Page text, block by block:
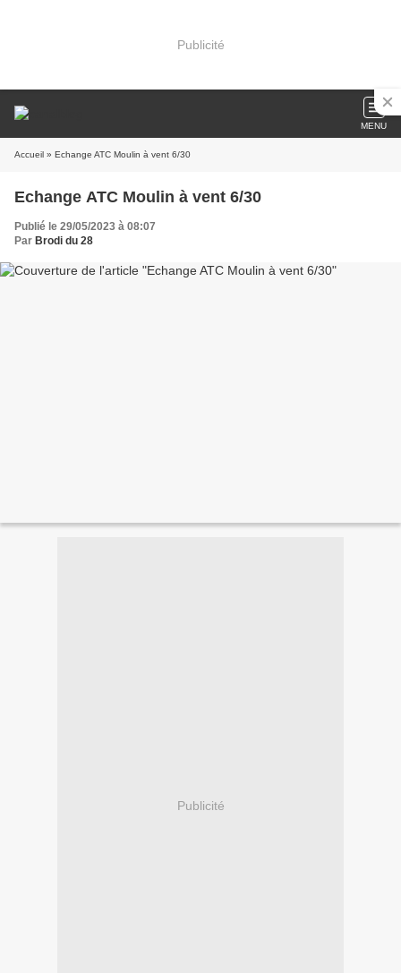
Publicité
MENU
Accueil » Echange ATC Moulin à vent 6/30
Echange ATC Moulin à vent 6/30
Publié le 29/05/2023 à 08:07
Par Brodi du 28
Publicité